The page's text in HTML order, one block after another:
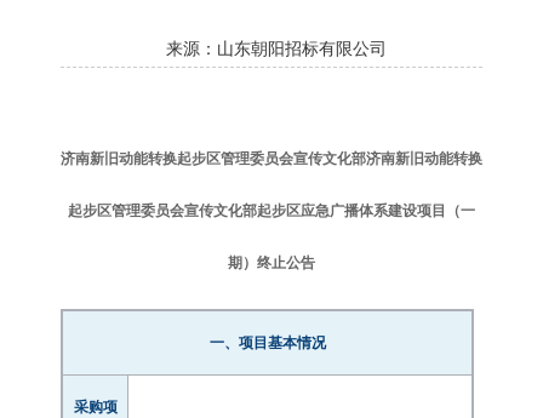
来源：山东朝阳招标有限公司
济南新旧动能转换起步区管理委员会宣传文化部济南新旧动能转换
起步区管理委员会宣传文化部起步区应急广播体系建设项目（一
期）终止公告
一、项目基本情况
采购项